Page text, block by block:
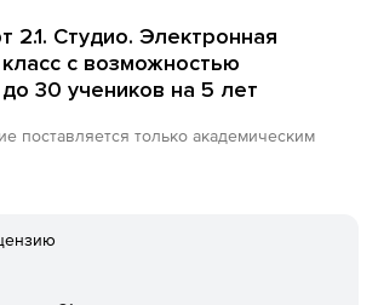
Студио. Электронная
класс c возможностью
30 учеников на 5 лет
поставляется только академическим